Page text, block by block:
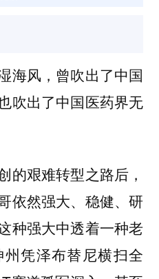
海风，曾吹出了中国
吹出了中国医药界无
的艰难转型之路后，
依然强大、稳健、研
种强大中透着一种老
凭泽布替尼横扫全